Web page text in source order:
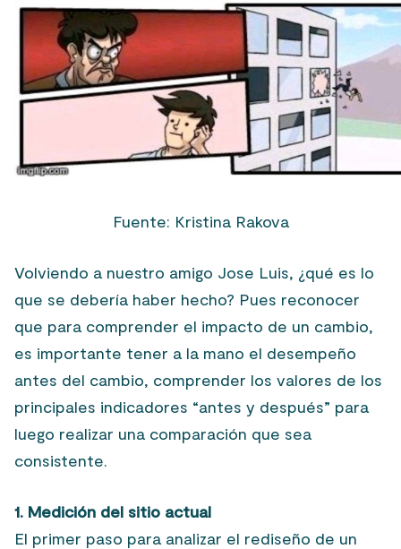
Fuente: Kristina Rakova
Volviendo a nuestro amigo Jose Luis, ¿qué es lo
que se debería haber hecho? Pues reconocer
que para comprender el impacto de un cambio,
es importante tener a la mano el desempeño
antes del cambio, comprender los valores de los
principales indicadores “antes y después” para
luego realizar una comparación que sea
consistente.
1. Medición del sitio actual
El primer paso para analizar el rediseño de un